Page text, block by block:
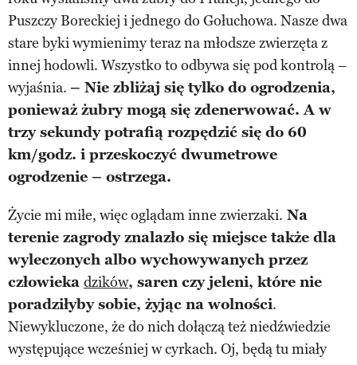
Puszczy Boreckiej i jednego do Gołuchowa. Nasze dwa
stare byki wymienimy teraz na młodsze zwierzęta z
innej hodowli. Wszystko to odbywa się pod kontrolą –
wyjaśnia. – Nie zbliżaj się tylko do ogrodzenia,
ponieważ żubry mogą się zdenerwować. A w
trzy sekundy potrafią rozpędzić się do 60
km/godz. i przeskoczyć dwumetrowe
ogrodzenie – ostrzega.
Życie mi miłe, więc oglądam inne zwierzaki. Na
terenie zagrody znalazło się miejsce także dla
wyleczonych albo wychowywanych przez
człowieka dzików, saren czy jeleni, które nie
poradziłyby sobie, żyjąc na wolności.
Niewykluczone, że do nich dołączą też niedźwiedzie
występujące wcześniej w cyrkach. Oj, będą tu miały